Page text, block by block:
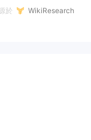
於 WikiResearch